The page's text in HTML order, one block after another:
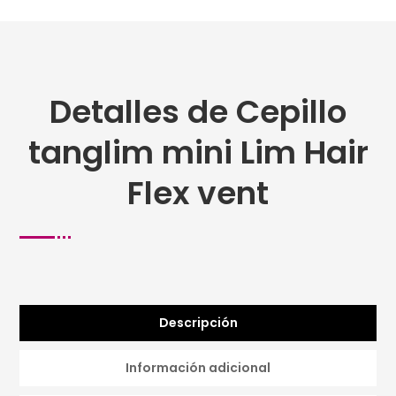
Detalles de Cepillo
tanglim mini Lim Hair
Flex vent
Descripción
Información adicional